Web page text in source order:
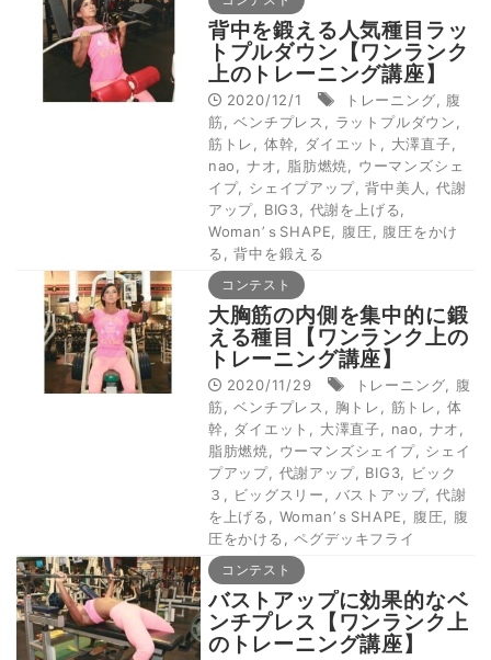
背中を鍛える人気種目ラッ
トプルダウン【ワンランク
上のトレーニング講座】
2020/12/1 トレーニング
腹
筋 ,ベンチプレス ラットプルダウン
筋トレ
体幹 ダイエット 大澤直子
nao
ナオ 脂肪燃焼
ウーマンズシェ
イプ, シェイプアップ,背中美人
代謝
アップ
BIG3 代謝を上げる
Woman’ｓSHAPE
腹圧
腹圧をかけ
る ,背中を鍛える
コンテスト
大胸筋の内側を集中的に鍛
える種目【ワンランク上の
トレーニング講座】
2020/11/29 トレーニング
腹
筋 ,ベンチプレス 胸トレ 筋トレ
体
幹
ダイエット 大澤直子 nao ナオ
脂肪燃焼
ウーマンズシェイプ, シェイ
プアップ, 代謝アップ, BIG3
ビック
３
ビッグスリー バストアップ, 代謝
を上げる
Woman’ｓSHAPE 腹圧
腹
圧をかける
,ペグデッキフライ
コンテスト
バストアップに効果的なベ
ンチプレス【ワンランク上
のトレーニング講座】